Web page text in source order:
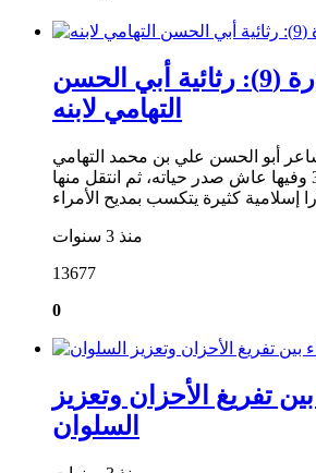
قصائد نادرة (9): رثائية أبي الحسن
التهامي لابنه
أبو الحسن علي بن محمد التهامي
بمكة حوالي سنة 360 وفيها عاش صدر حياته، ثم انتقل منها
منذ 3 سنوات
13677
0
تفريغ الأحزان وتعزيز
السلوان